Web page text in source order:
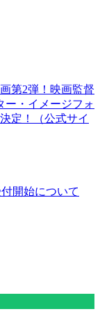
第2弾！映画監督
ー・イメージフォ
定！（公式サイ
開始について